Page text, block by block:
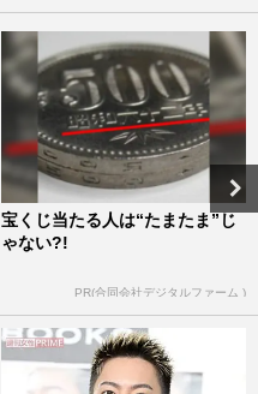
宝くじ当たる人は“たまたま”じ
ゃない?!
PR(合同会社デジタルファーム )